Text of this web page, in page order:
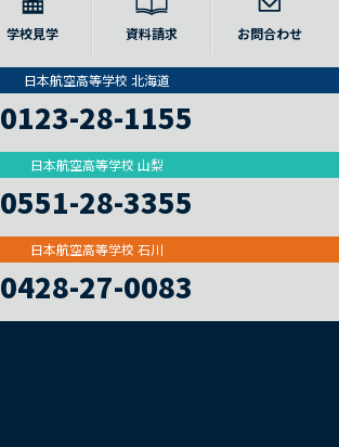
学校見学 資料請求 お問合わせ
日本航空高等学校 北海道
0123-28-1155
日本航空高等学校 山梨
0551-28-3355
日本航空高等学校 石川
0428-27-0083